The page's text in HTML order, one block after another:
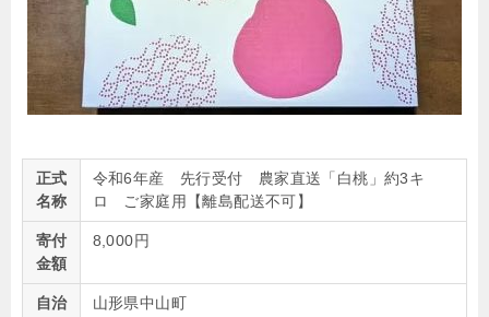
正式
名称
令和6年産 先行受付 農家直送「白桃」約3キ
ロ ご家庭用【離島配送不可】
寄付
金額
8,000円
自治
山形県中山町